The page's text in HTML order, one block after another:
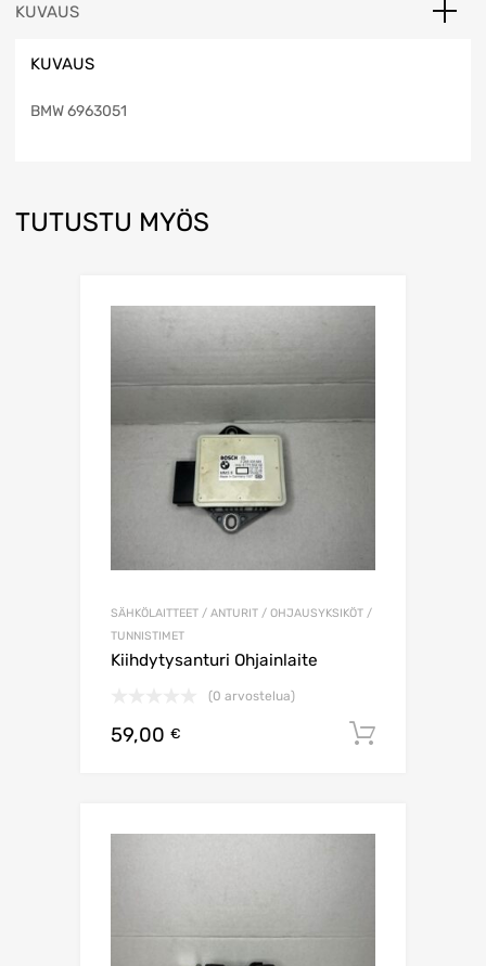
KUVAUS
KUVAUS
BMW 6963051
TUTUSTU MYÖS
SÄHKÖLAITTEET / ANTURIT / OHJAUSYKSIKÖT /
TUNNISTIMET
Kiihdytysanturi Ohjainlaite
(0 arvostelua)
59,00 €